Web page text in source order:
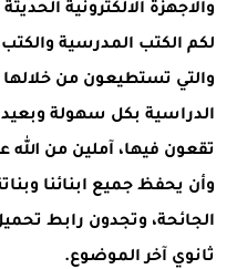
والاجهزة الالكترونية
لكم الكتب المدرسية والكتب
والتي تستطيعون من خلالها
الدراسية بكل سهولة
تقعون فيها، آملين من الله
وأن يحفظ جميع ابنائنا
ثانوي آخر الموضوع.